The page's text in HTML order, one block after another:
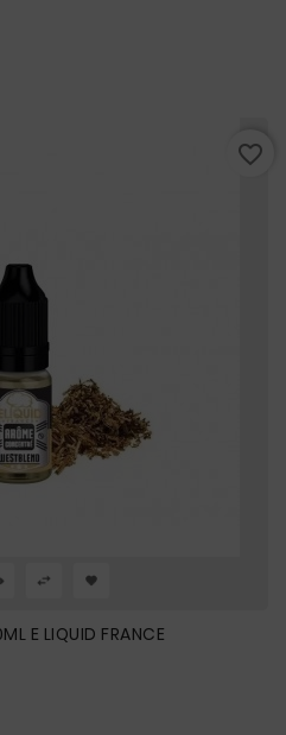
E LIQUID FRANCE
favorite_border